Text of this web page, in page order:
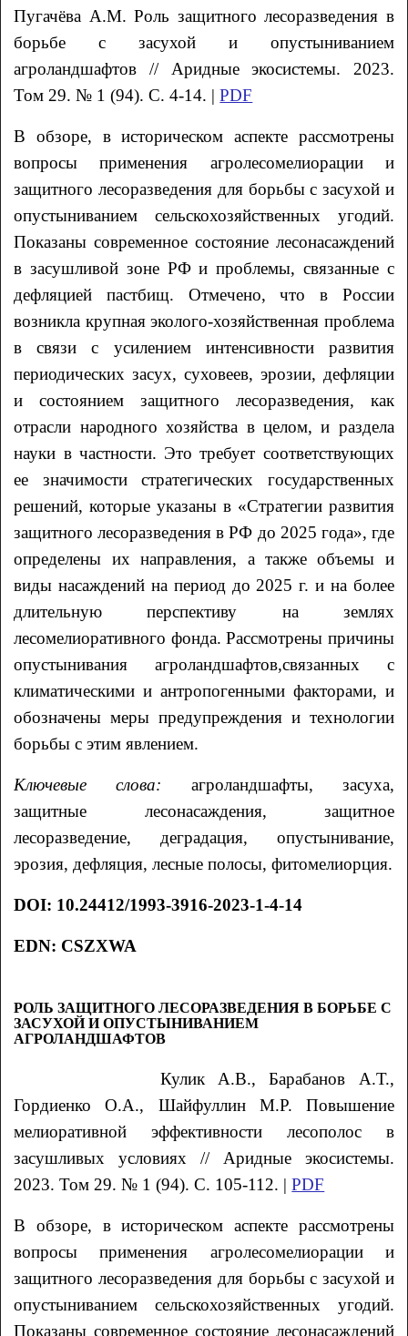
Пугачёва А.М. Роль защитного лесоразведения в
борьбе с засухой и опустыниванием
агроландшафтов // Аридные экосистемы. 2023.
Том 29. № 1 (94). С. 4-14. |PDF
В обзоре, в историческом аспекте рассмотрены
вопросы применения агролесомелиорации и
защитного лесоразведения для борьбы с засухой и
опустыниванием сельскохозяйственных угодий.
Показаны современное состояние лесонасаждений
в засушливой зоне РФ и проблемы, связанные с
дефляцией пастбищ. Отмечено, что в России
возникла крупная эколого-хозяйственная проблема
в связи с усилением интенсивности развития
периодических засух, суховеев, эрозии, дефляции
и состоянием защитного лесоразведения, как
отрасли народного хозяйства в целом, и раздела
науки в частности. Это требует соответствующих
ее значимости стратегических государственных
решений, которые указаны в «Стратегии развития
защитного лесоразведения в РФ до 2025 года», где
определены их направления, а также объемы и
виды насаждений на период до 2025 г. и на более
длительную перспективу на землях
лесомелиоративного фонда. Рассмотрены причины
опустынивания агроландшафтов,связанных с
климатическими и антропогенными факторами, и
обозначены меры предупреждения и технологии
борьбы с этим явлением.
Ключевые слова: агроландшафты, засуха,
защитные лесонасаждения, защитное
лесоразведение, деградация, опустынивание,
эрозия, дефляция, лесные полосы, фитомелиорция.
DOI: 10.24412/1993-3916-2023-1-4-14
EDN: CSZXWA
РОЛЬ ЗАЩИТНОГО ЛЕСОРАЗВЕДЕНИЯ В БОРЬБЕ С
ЗАСУХОЙ И ОПУСТЫНИВАНИЕМ
АГРОЛАНДШАФТОВ
Кулик А.В., Барабанов А.Т.,
Гордиенко О.А., Шайфуллин М.Р. Повышение
мелиоративной эффективности лесополос в
засушливых условиях // Аридные экосистемы.
2023. Том 29. № 1 (94). С. 105-112. |PDF
В обзоре, в историческом аспекте рассмотрены
вопросы применения агролесомелиорации и
защитного лесоразведения для борьбы с засухой и
опустыниванием сельскохозяйственных угодий.
Показаны современное состояние лесонасаждений